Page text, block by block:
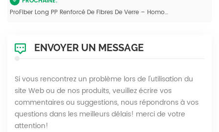
ProFiber Long PP Renforcé De Fibres De Verre – Homopolymère Haute Performance Pour Le Moulage Par Injection
ENVOYER UN MESSAGE
Si vous rencontrez un problème lors de l'utilisation du
site Web ou de nos produits, veuillez écrire vos
commentaires ou suggestions, nous répondrons à vos
questions dans les meilleurs délais! merci de votre
attention!